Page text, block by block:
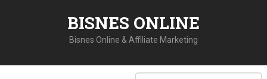
BISNES ONLINE
Bisnes Online & Affiliate Marketing